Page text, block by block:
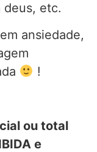
deus, etc.
ansiedade,
!
ou total
e